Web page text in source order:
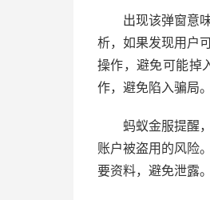
出现该弹窗意
析，如果发现用户
操作，避免可能掉
作，避免陷入骗局。
蚂蚁金服提醒
账户被盗用的风险
要资料，避免泄露。